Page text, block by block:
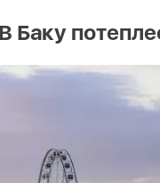
В Баку